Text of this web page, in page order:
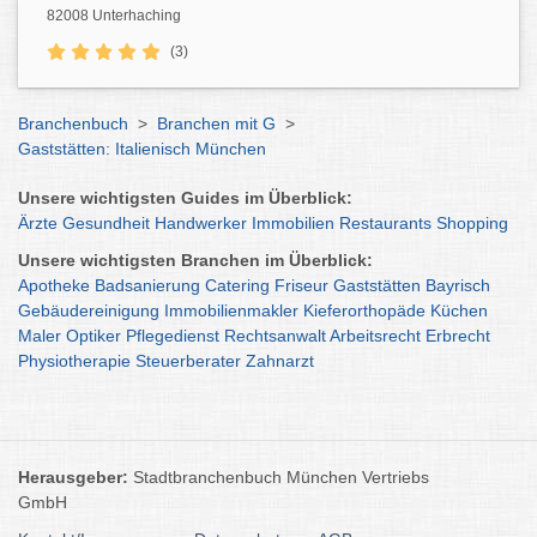
Die Italienische Menüfolge
82008 Unterhaching
(3)
Branchenbuch > Branchen mit G >
Gaststätten: Italienisch München
Unsere wichtigsten Guides im Überblick:
Ärzte Gesundheit Handwerker Immobilien Restaurants Shopping
Unsere wichtigsten Branchen im Überblick:
Apotheke Badsanierung Catering Friseur Gaststätten Bayrisch
Gebäudereinigung Immobilienmakler Kieferorthopäde Küchen
Maler Optiker Pflegedienst RechtsanwaltArbeitsrecht Erbrecht
Physiotherapie Steuerberater Zahnarzt
Herausgeber: Stadtbranchenbuch München Vertriebs
GmbH